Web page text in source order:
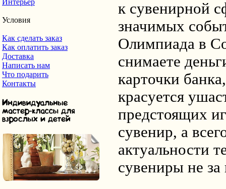
Условия
Как сделать заказ
Как оплатить заказ
Доставка
Написать нам
Что подарить
Контакты
к сувенирной
значимых
Олимпиада в
снимаете
карточки
красуется
предстоящих
сувенир, а
актуальности
сувениры не